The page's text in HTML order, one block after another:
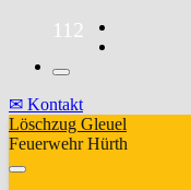
112
✉ Kontakt
Löschzug Gleuel
Feuerwehr Hürth